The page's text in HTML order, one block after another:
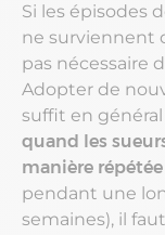
Si les épisodes
ne surviennent
pas nécessaire
Adopter de
suffit en général
quand les
manière répétée
pendant une
semaines), il